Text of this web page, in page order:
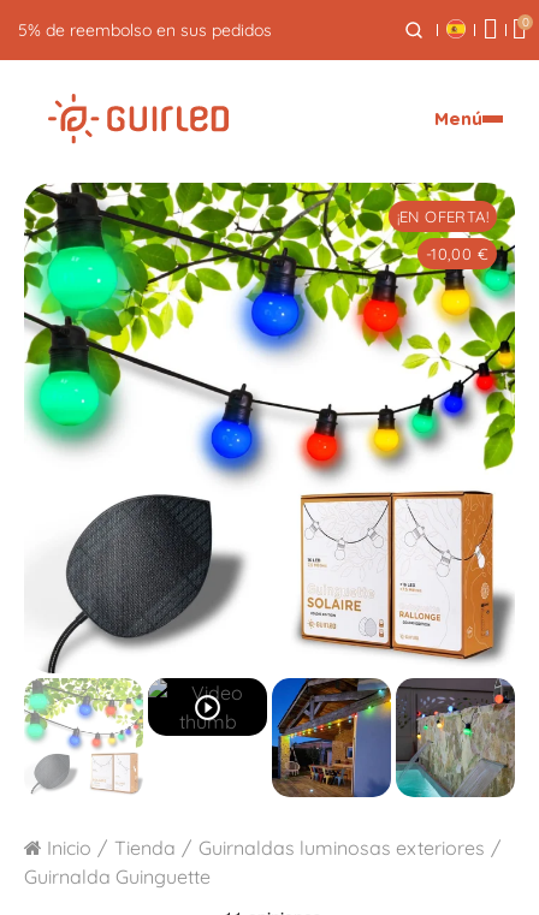
Devolución gratuita durante 30 días 0
Menú
¡EN OFERTA!
-10,00 €
play_circle_outline
Inicio Tienda
Guirnaldas luminosas exteriores
Guirnalda Guinguette